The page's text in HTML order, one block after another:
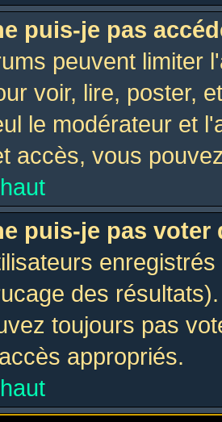
puis-je pas
peuvent limiter
voir, lire, poster,
le modérateur et
accès, vous
puis-je pas voter
des
toujours pas
appropriés.